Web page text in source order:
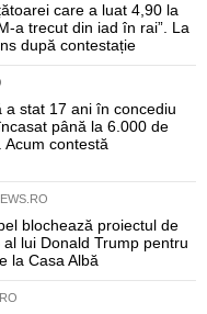
care a luat 4,90 la
a trecut din iad în rai”. La
după contestație
a stat 17 ani în concediu
până la 6.000 de
Acum contestă
blochează proiectul de
lui Donald Trump pentru
la Casa Albă